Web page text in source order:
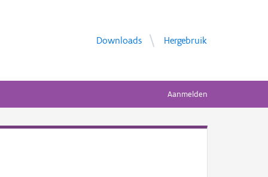
Downloads Hergebruik
Aanmelden